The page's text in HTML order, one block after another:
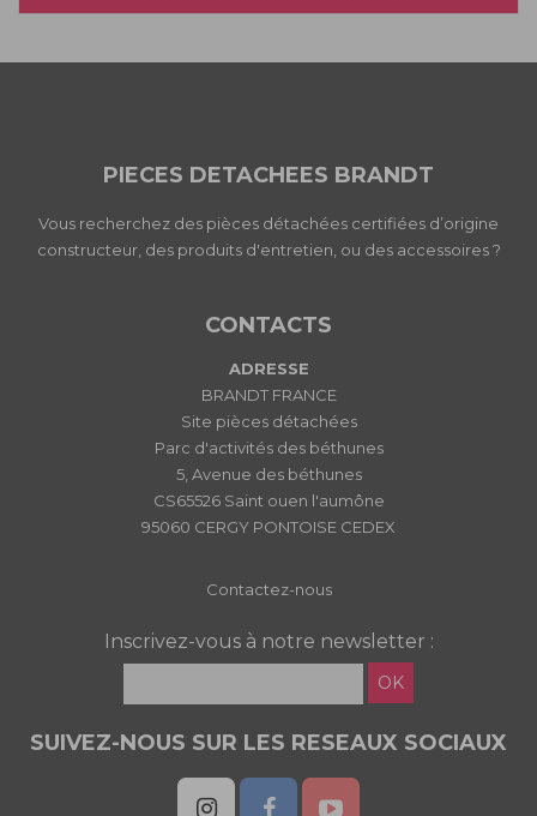
PIECES DETACHEES BRANDT
Vous recherchez des pièces détachées certifiées d’origine
constructeur, des produits d'entretien, ou des accessoires ?
CONTACTS
ADRESSE
BRANDT FRANCE
Site pièces détachées
Parc d'activités des béthunes
5, Avenue des béthunes
CS65526 Saint ouen l'aumône
95060 CERGY PONTOISE CEDEX
Contactez-nous
Inscrivez-vous à notre newsletter :
OK
SUIVEZ-NOUS SUR LES RESEAUX SOCIAUX